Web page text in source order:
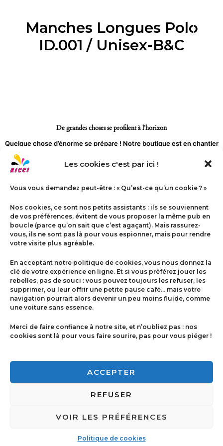
Les cookies c'est par ici !
Vous vous demandez peut-être : « Qu’est-ce qu’un cookie ? »
Nos cookies, ce sont nos petits assistants : ils se souviennent
de vos préférences, évitent de vous proposer la même pub en
boucle (parce qu’on sait que c’est agaçant). Mais rassurez-
vous, ils ne sont pas là pour vous espionner, mais pour rendre
votre visite plus agréable.
En acceptant notre politique de cookies, vous nous donnez la
clé de votre expérience en ligne. Et si vous préférez jouer les
rebelles, pas de souci : vous pouvez toujours les refuser, les
supprimer, ou leur offrir une petite pause café… mais votre
navigation pourrait alors devenir un peu moins fluide, comme
une voiture sans essence.
Merci de faire confiance à notre site, et n’oubliez pas : nos
cookies sont là pour vous faire sourire, pas pour vous piéger !
ACCEPTER
REFUSER
VOIR LES PRÉFÉRENCES
Politique de cookies
Manches Longues Polo
ID.001 / Unisex-B&C
De grandes choses se profilent à l’horizon
Quelque chose d’énorme se prépare ! Notre boutique est en chantier
Contact
Politique de cookies
Copyright © 2026 Imprimerie Ricci | Powered by